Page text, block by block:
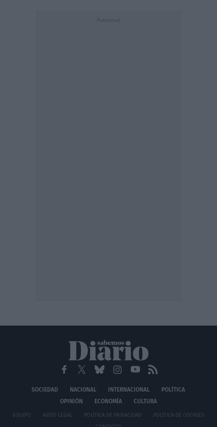
SOCIEDAD NACIONAL INTERNACIONAL
POLÍTICA
OPINIÓN
ECONOMÍA CULTURA
EQUIPO AVISO LEGAL POLÍTICA DE PRIVACIDAD
POLÍTICA DE COOKIES